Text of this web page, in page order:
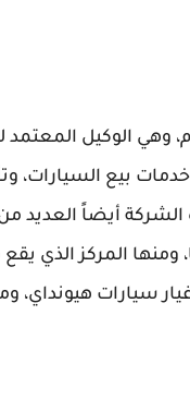
تم تأسيس هذه الشركة في عام
بيع السيارات،
أيضاً العديد
المركز الذي يقع
سيارات هيونداي،